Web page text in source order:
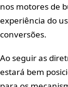
nos motores de
experiência do
conversões.
Ao seguir as
estará bem